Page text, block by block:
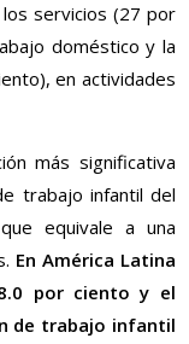
servicios (27 por
doméstico y la
en actividades
más significativa
trabajo infantil del
equivale a una
En América Latina
por ciento y el
de trabajo infantil